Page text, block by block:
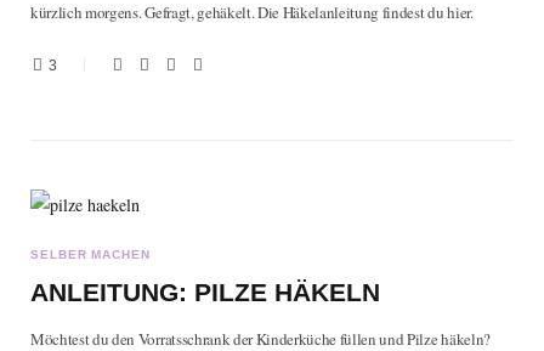
kürzlich morgens. Gefragt, gehäkelt. Die Häkelanleitung findest du hier.
3
SELBER MACHEN
ANLEITUNG: PILZE HÄKELN
Möchtest du den Vorratsschrank der Kinderküche füllen und Pilze häkeln?